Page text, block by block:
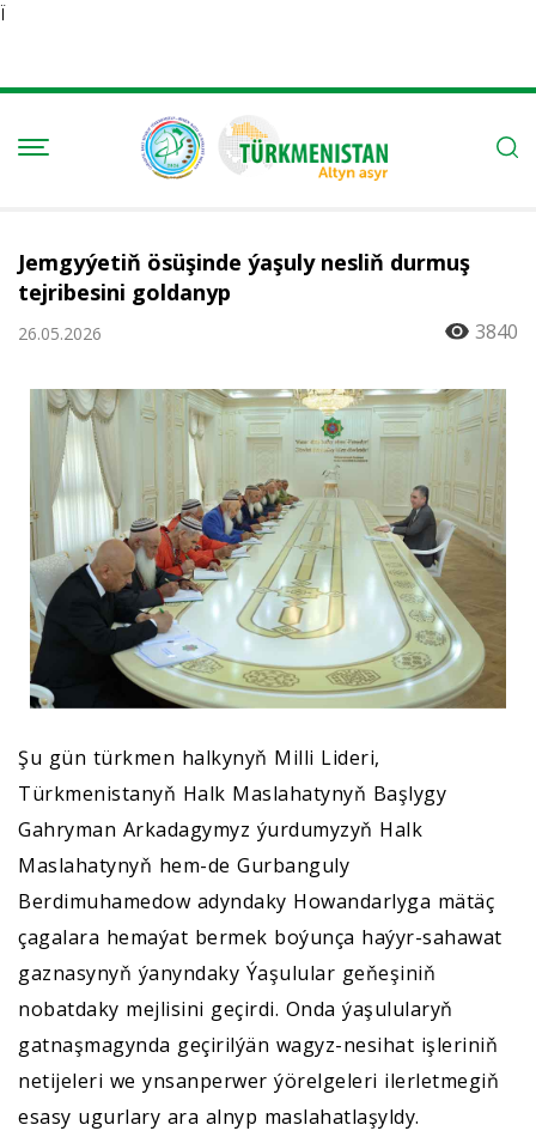
Ï
Jemgyýetiň ösüşinde ýaşuly nesliň durmuş
tejribesini goldanyp
26.05.2026 3840
Şu gün türkmen halkynyň Milli Lideri,
Türkmenistanyň Halk Maslahatynyň Başlygy
Gahryman Arkadagymyz ýurdumyzyň Halk
Maslahatynyň hem-de Gurbanguly
Berdimuhamedow adyndaky Howandarlyga mätäç
çagalara hemaýat bermek boýunça haýyr-sahawat
gaznasynyň ýanyndaky Ýaşulular geňeşiniň
nobatdaky mejlisini geçirdi. Onda ýaşulularyň
gatnaşmagynda geçirilýän wagyz-nesihat işleriniň
netijeleri we ynsanperwer ýörelgeleri ilerletmegiň
esasy ugurlary ara alnyp maslahatlaşyldy.